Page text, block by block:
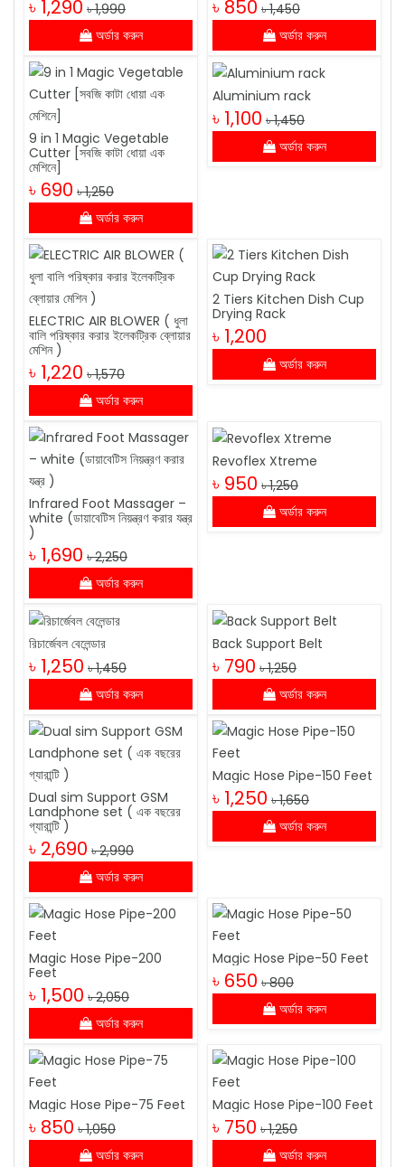
৳ 1,290 ৳ 1,990
অর্ডার করুন
৳ 850 ৳ 1,450
অর্ডার করুন
9 in 1 Magic Vegetable
Cutter [সবজি কাটা ধোয়া এক
মেশিনে]
৳ 690 ৳ 1,250
অর্ডার করুন
Aluminium rack
৳ 1,100 ৳ 1,450
অর্ডার করুন
ELECTRIC AIR BLOWER ( ধুলা
বালি পরিষ্কার করার ইলেকট্রিক ব্লোয়ার
মেশিন )
৳ 1,220 ৳ 1,570
অর্ডার করুন
2 Tiers Kitchen Dish Cup
Drying Rack
৳ 1,200
অর্ডার করুন
Infrared Foot Massager –
white (ডায়াবেটিস নিয়ন্ত্রণ করার যন্ত্র
)
৳ 1,690 ৳ 2,250
অর্ডার করুন
Revoflex Xtreme
৳ 950 ৳ 1,250
অর্ডার করুন
রিচার্জেবল বেলেন্ডার
৳ 1,250 ৳ 1,450
অর্ডার করুন
Back Support Belt
৳ 790 ৳ 1,250
অর্ডার করুন
Dual sim Support GSM
Landphone set ( এক বছরের
গ্যারান্টি )
৳ 2,690 ৳ 2,990
অর্ডার করুন
Magic Hose Pipe-150 Feet
৳ 1,250 ৳ 1,650
অর্ডার করুন
Magic Hose Pipe-200
Feet
৳ 1,500 ৳ 2,050
অর্ডার করুন
Magic Hose Pipe-50 Feet
৳ 650 ৳ 800
অর্ডার করুন
Magic Hose Pipe-75 Feet
৳ 850 ৳ 1,050
অর্ডার করুন
Magic Hose Pipe-100 Feet
৳ 750 ৳ 1,250
অর্ডার করুন